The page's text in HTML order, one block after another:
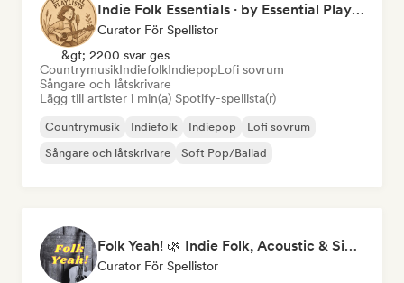
Indie Folk Essentials · by Essential Playlists
Curator För Spellistor
&gt; 2200 svar ges
CountrymusikIndiefolkIndiepopLofi sovrum
Sångare och låtskrivare
Lägg till artister i min(a) Spotify-spellista(r)
Countrymusik Indiefolk Indiepop
Lofi sovrum
Sångare och låtskrivare
Soft Pop/Ballad
Folk Yeah! 🌿 Indie Folk, Acoustic & Singer-Songwriter
Curator För Spellistor